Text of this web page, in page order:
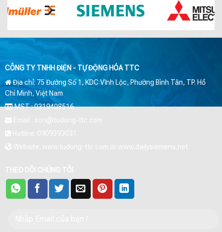
CÔNG TY TNHH ĐIỆN - TỰ ĐỘNG HÓA TTC
Địa chỉ: 75 Đường Số 1, KDC Vĩnh Lộc, Phường Bình Tân, TP. Hồ
Chí Minh, Việt Nam
MST : 0319408516
Email : son@tudong-ttc.com
Hotline: 0909393031
Website: www.tudong-ttc.com or www.dailysiemens.net
THEO DÕI CHÚNG TÔI